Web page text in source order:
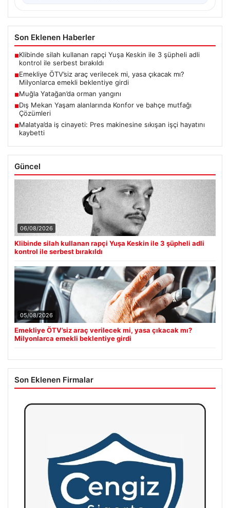
Son Eklenen Haberler
■Klibinde silah kullanan rapçi Yuşa Keskin ile 3 şüpheli adli
kontrol ile serbest bırakıldı
■Emekliye ÖTV’siz araç verilecek mi, yasa çıkacak mı?
Milyonlarca emekli beklentiye girdi
■Muğla Yatağan’da orman yangını
■Dış Mekan Yaşam alanlarında Konfor ve bahçe mutfağı
Çözümleri
■Malatya’da iş cinayeti: Pres makinesine sıkışan işçi hayatını
kaybetti
Güncel
06/08/2026
Klibinde silah kullanan rapçi Yuşa Keskin ile 3 şüpheli adli
kontrol ile serbest bırakıldı
05/08/2026
Emekliye ÖTV’siz araç verilecek mi, yasa çıkacak mı?
Milyonlarca emekli beklentiye girdi
Son Eklenen Firmalar